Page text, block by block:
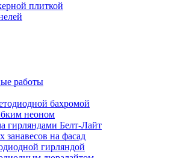
плиткой
работы
бахромой
неоном
гирляндами Белт-Лайт
на фасад
гирляндой